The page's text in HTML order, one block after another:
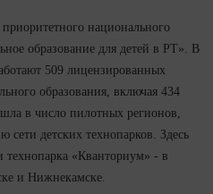
национального
образование для детей в РТ». В
509 лицензированных
образования, включая 434
в число пилотных регионов,
детских технопарков. Здесь
технопарка «Кванториум» - в
и Нижнекамске.